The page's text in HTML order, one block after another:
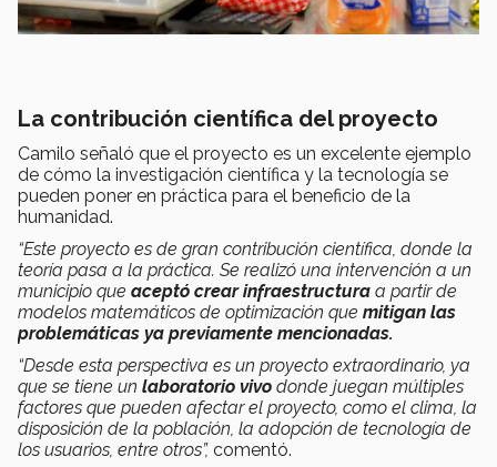
La contribución científica del proyecto
Camilo señaló que el proyecto es un excelente ejemplo
de cómo la investigación científica y la tecnología se
pueden poner en práctica para el beneficio de la
humanidad.
“Este proyecto es de gran contribución científica, donde la
teoría pasa a la práctica. Se realizó una intervención a un
municipio que aceptó crear infraestructura a partir de
modelos matemáticos de optimización que mitigan las
problemáticas ya previamente mencionadas.
“Desde esta perspectiva es un proyecto extraordinario, ya
que se tiene un laboratorio vivo donde juegan múltiples
factores que pueden afectar el proyecto, como el clima, la
disposición de la población, la adopción de tecnología de
los usuarios, entre otros”, comentó.